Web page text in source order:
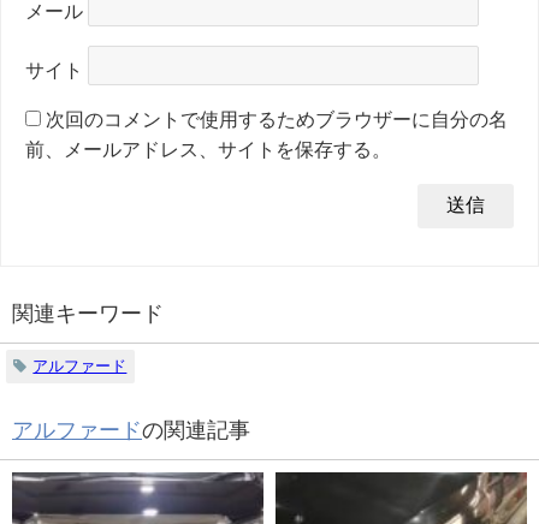
メール
サイト
次回のコメントで使用するためブラウザーに自分の名
前、メールアドレス、サイトを保存する。
関連キーワード
アルファード
アルファードの関連記事